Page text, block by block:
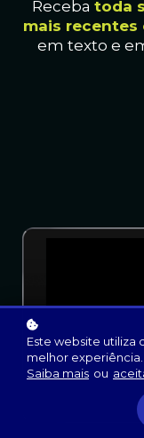
Receba toda
mais recentes
em texto e
Este website utiliza
melhor experiência.
Saiba mais ou